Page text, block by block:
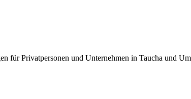
für Privatpersonen und Unternehmen in Taucha und